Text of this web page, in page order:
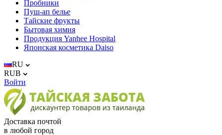
Пробники
Пуш-ап белье
Тайские фрукты
Бытовая химия
Продукция Yanhee Hospital
Японская косметика Daiso
RU
RUB
Войти
Доставка почтой
в любой город